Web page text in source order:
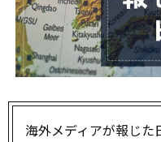
海外メディアが報じた